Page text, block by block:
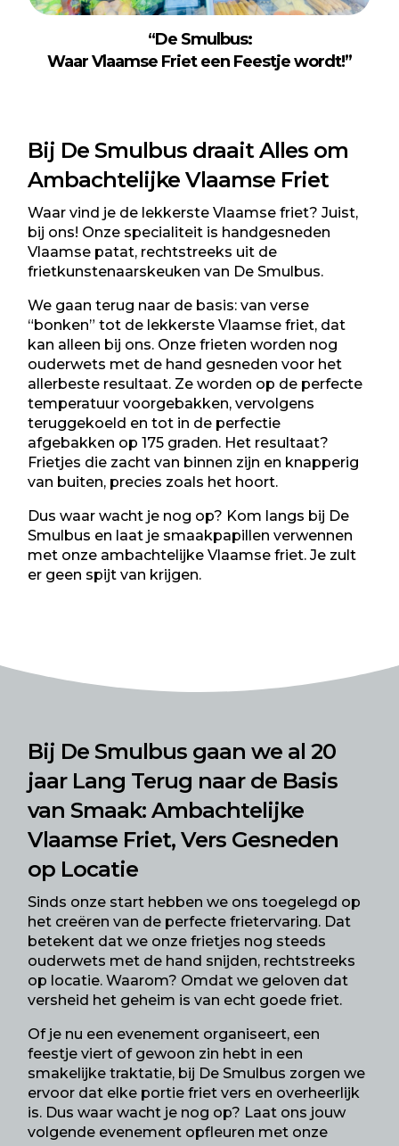
“De Smulbus:
Waar Vlaamse Friet een Feestje wordt!”
Bij De Smulbus draait Alles om
Ambachtelijke Vlaamse Friet
Waar vind je de lekkersteVlaamse friet? Juist,
bij ons! Onze specialiteit is handgesneden
Vlaamse patat, rechtstreeks uit de
frietkunstenaarskeuken van De Smulbus.
We gaan terug naar de basis: van verse
“bonken” tot de lekkerste Vlaamse friet, dat
kan alleen bij ons. Onze frieten worden nog
ouderwets met de hand gesneden voor het
allerbeste resultaat. Ze worden op de perfecte
temperatuur voorgebakken, vervolgens
teruggekoeld en tot in de perfectie
afgebakken op 175 graden. Het resultaat?
Frietjes die zacht van binnen zijn en knapperig
van buiten, precies zoals het hoort.
Dus waar wacht je nog op? Kom langs bij De
Smulbus en laat je smaakpapillen verwennen
met onze ambachtelijke Vlaamse friet. Je zult
er geen spijt van krijgen.
Bij De Smulbus gaan we al 20
jaar Lang Terug naar de Basis
van Smaak: Ambachtelijke
Vlaamse Friet, Vers Gesneden
op Locatie
Sinds onze start hebben we ons toegelegd op
het creëren van de perfecte frietervaring. Dat
betekent dat we onze frietjes nog steeds
ouderwets met de hand snijden, rechtstreeks
op locatie. Waarom? Omdat we geloven dat
versheid het geheim is van echt goede friet.
Of je nu een evenement organiseert, een
feestje viert of gewoon zin hebt in een
smakelijke traktatie, bij De Smulbus zorgen we
ervoor dat elke portie friet vers en overheerlijk
is. Dus waar wacht je nog op? Laat ons jouw
volgende evenement opfleuren met onze